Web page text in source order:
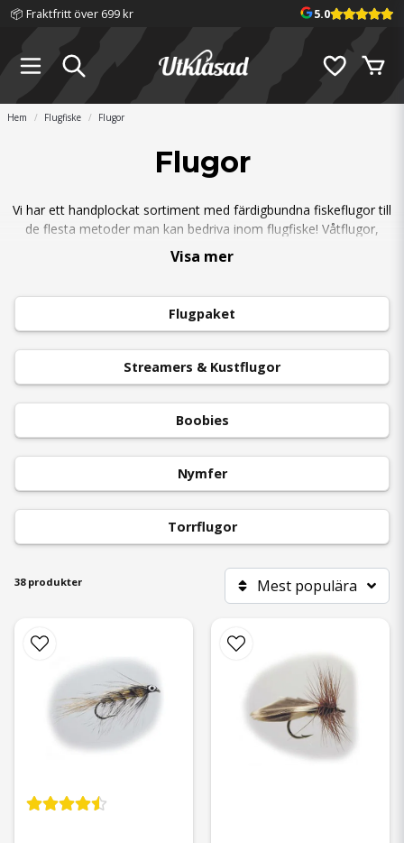
📦 Fraktfritt över 699 kr 5.0
Hem Flugfiske Flugor
Flugor
Vi har ett handplockat sortiment med färdigbundna fiskeflugor till
de flesta metoder man kan bedriva inom flugfiske! Våtflugor,
gäddflugor, tubflugor, hitch, nympher, streamers, laxflugor,
kustfiskeflugor och mycket mer. Vi jobbar bara med flugor som
enkelt efter vilken typ av fiske eller art ni är ute efter för att få
lämpliga flugor presenterade.
Visa mer
Flugpaket
Streamers & Kustflugor
Boobies
Nymfer
Torrflugor
38 produkter Mest populära